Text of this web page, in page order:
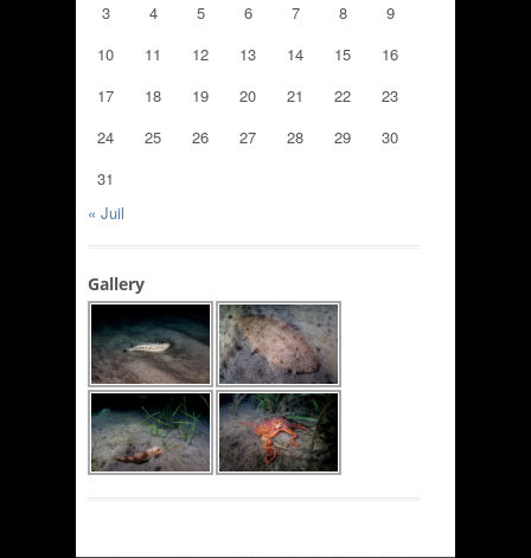
3
4 5 6 7 8
9
10
11 12 13 14 15
16
17
18 19 20 21 22
23
24
25 26 27 28 29
30
31
« Juil
Gallery